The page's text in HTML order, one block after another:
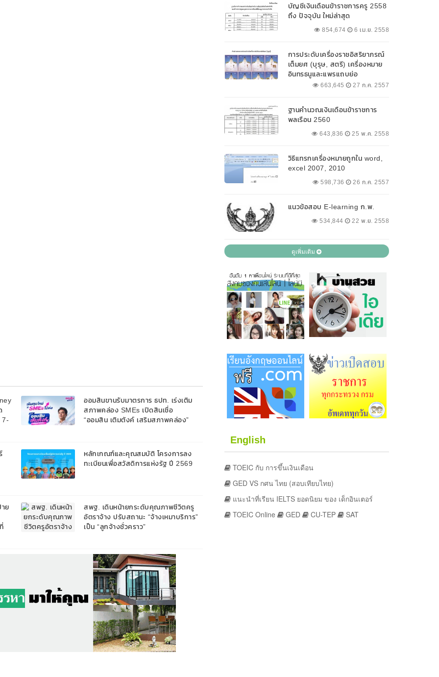
7-
ออมสินขานรับมาตรการ ธปท. เร่งเติม
สภาพคล่อง SMEs เปิดสินเชื่อ
“ออมสิน เติมตังค์ เสริมสภาพคล่อง”
หลักประกัน ผ่อนนานสูงสุด 10 ปี
หลักเกณฑ์และคุณสมบัติ โครงการลง
ทะเบียนเพื่อสวัสดิการแห่งรัฐ ปี 2569
ย
สพฐ. เดินหน้ายกระดับคุณภาพชีวิตครู
อัตราจ้าง ปรับสถานะ “จ้างเหมาบริการ”
เป็น “ลูกจ้างชั่วคราว”
บัญชีเงินเดือนข้าราชการครู 2558
ถึง ปัจจุบัน ใหม่ล่าสุด
854,674 6 เม.ย. 2558
การประดับเครื่องราชอิสริยาภรณ์
เต็มยศ (บุรุษ, สตรี) เครื่องหมาย
อินทรธนูและแพรแถบย่อ
663,645 27 ก.ค. 2557
ฐานคำนวณเงินเดือนข้าราชการ
พลเรือน 2560
643,836 25 พ.ค. 2558
วิธีแทรกเครื่องหมายถูกใน word,
excel 2007, 2010
598,736 26 ก.ค. 2557
แนวข้อสอบ E-learning ก.พ.
534,844 22 พ.ย. 2558
ดูเพิ่มเติม
English
TOEIC กับ การขึ้นเงินเดือน
GED VS กศน ไทย (สอบเทียบไทย)
แนะนำที่เรียน IELTS ยอดนิยม ของ เด็กอินเตอร์
TOEIC Online
GED CU-TEP SAT